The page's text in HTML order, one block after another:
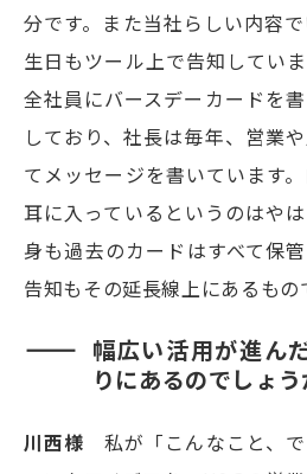
分です。また当社らしい内容
生日もツール上で告知してい
全社員にバースデーカードを
しており、社長は毎年、営業
てメッセージを書いています
耳に入っているというのはや
身も過去のカードはすべて保
告知もその延長線上にあるもの
幅広い活用が進ん
りにあるのでしょう
川西様 私が「こんなこと、